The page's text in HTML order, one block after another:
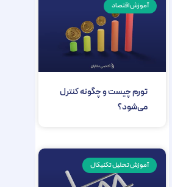
آموزش اقتصاد
تورم چیست و چگونه کنترل
می‌شود؟
آموزش تحلیل تکنیکال